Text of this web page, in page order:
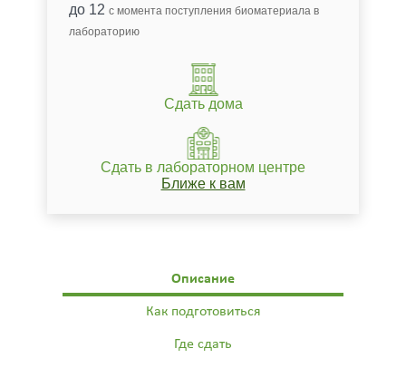
до 12 с момента поступления биоматериала в
лабораторию
Сдать дома
Сдать в лабораторном центре
Ближе к вам
Описание
Как подготовиться
Где сдать